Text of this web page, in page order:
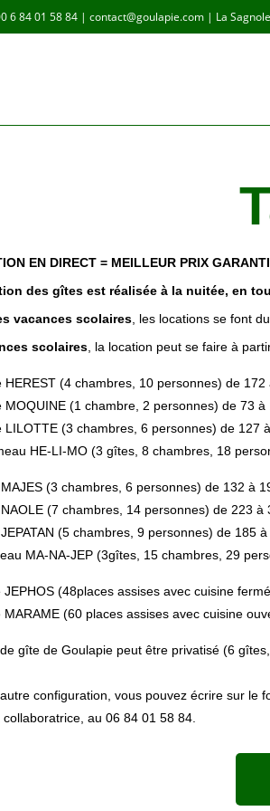
6 84 01 58 84 | contact@goulapie.com | La
EN DIRECT = MEILLEUR PRIX GARANTI
des gîtes est réalisée à la nuitée, en
vacances scolaires , les locations se font
scolaires la location peut se faire à
HEREST (4 chambres, 10 personnes) de
MOQUINE (1 chambre, 2 personnes) de 73
LILOTTE (3 chambres, 6 personnes) de 127
HE-LI-MO (3 gîtes, 8 chambres, 18
(3 chambres, 6 personnes) de 132 à
(7 chambres, 14 personnes) de 223
(5 chambres, 9 personnes) de 185
MA-NA-JEP (3gîtes, 15 chambres, 29
JEPHOS (48places assises avec cuisine
MARAME (60 places assises avec cuisine
gîte de Goulapie peut être privatisé (6
configuration, vous pouvez écrire sur le
au 06 84 01 58 84.